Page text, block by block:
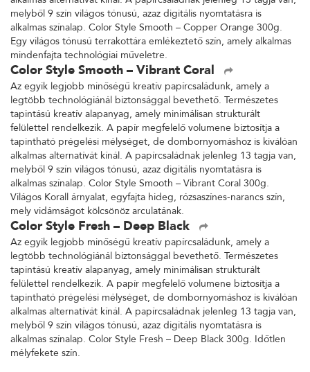
melyből 9 szín világos tónusú, azaz digitális nyomtatásra is
alkalmas színalap. Color Style Smooth – Copper Orange 300g.
Egy világos tónusú terrakottára emlékeztető szín, amely alkalmas
mindenfajta technológiai műveletre.
Color Style Smooth – Vibrant Coral
Az egyik legjobb minőségű kreatív papírcsaládunk, amely a
legtöbb technológiánál biztonsággal bevethető. Természetes
tapintású kreatív alapanyag, amely minimálisan strukturált
felülettel rendelkezik. A papír megfelelő volumene biztosítja a
tapintható prégelési mélységet, de dombornyomáshoz is kiválóan
alkalmas alternatívát kínál. A papírcsaládnak jelenleg 13 tagja van,
melyből 9 szín világos tónusú, azaz digitális nyomtatásra is
alkalmas színalap. Color Style Smooth – Vibrant Coral 300g.
Világos Korall árnyalat, egyfajta hideg, rózsaszínes-narancs szín,
mely vidámságot kölcsönöz arculatának.
Color Style Fresh – Deep Black
Az egyik legjobb minőségű kreatív papírcsaládunk, amely a
legtöbb technológiánál biztonsággal bevethető. Természetes
tapintású kreatív alapanyag, amely minimálisan strukturált
felülettel rendelkezik. A papír megfelelő volumene biztosítja a
tapintható prégelési mélységet, de dombornyomáshoz is kiválóan
alkalmas alternatívát kínál. A papírcsaládnak jelenleg 13 tagja van,
melyből 9 szín világos tónusú, azaz digitális nyomtatásra is
alkalmas színalap. Color Style Fresh – Deep Black 300g. Időtlen
mélyfekete szín.